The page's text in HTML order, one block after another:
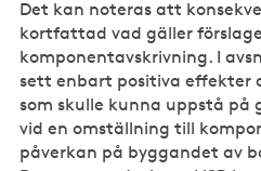
Det kan noteras att
kortfattad vad gäller
komponentavskrivning. I
sett enbart positiva effekter
som skulle kunna uppstå på
vid en omställning till
påverkan på byggandet av